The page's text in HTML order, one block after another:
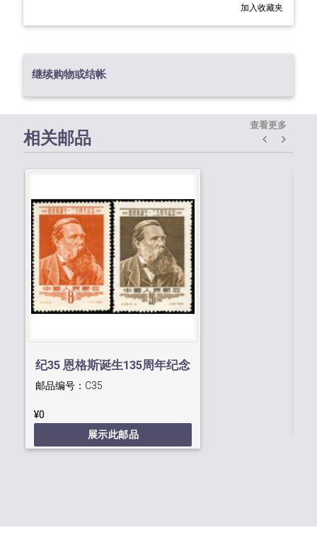
加入收藏夹
继续购物或结帐
相关邮品
查看更多
纪35 恩格斯诞生135周年纪念
邮品编号： C35
¥0
展示此邮品